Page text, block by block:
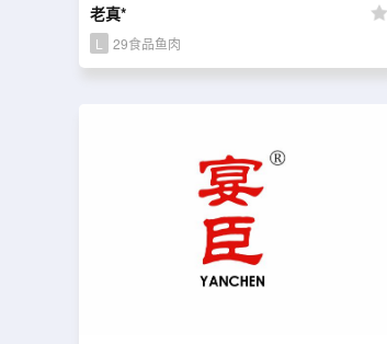
老真*
L 29食品鱼肉